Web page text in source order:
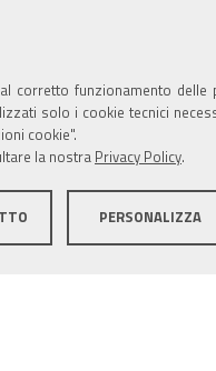
corretto funzionamento
solo i cookie tecnici
cookie".
la nostra Privacy Policy
PERSONALIZZA